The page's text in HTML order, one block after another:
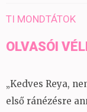
TI MONDTÁTOK
OLVASÓI
„Kedves Reya,
első ránézésre